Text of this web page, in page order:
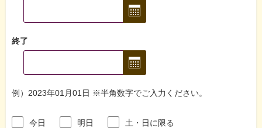
終了
例）2023年01月01日 ※半角数字でご入力ください。
今日 明日
土・日に限る